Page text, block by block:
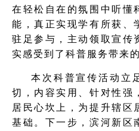
在轻松自在的氛围中听懂
能，真正实现学有所获、
驻足参与，主动领取宣传
实感受到了科普服务带来
本次科普宣传活动立
切，内容实用、针对性强
居民心坎上，为提升辖区
基础。下一步，滨河新区